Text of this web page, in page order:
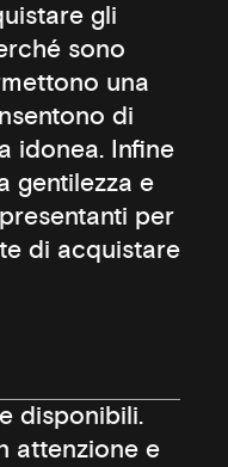
gli
sono
una
di
idonea. Infine
gentilezza e
per
di acquistare
disponibili.
attenzione e